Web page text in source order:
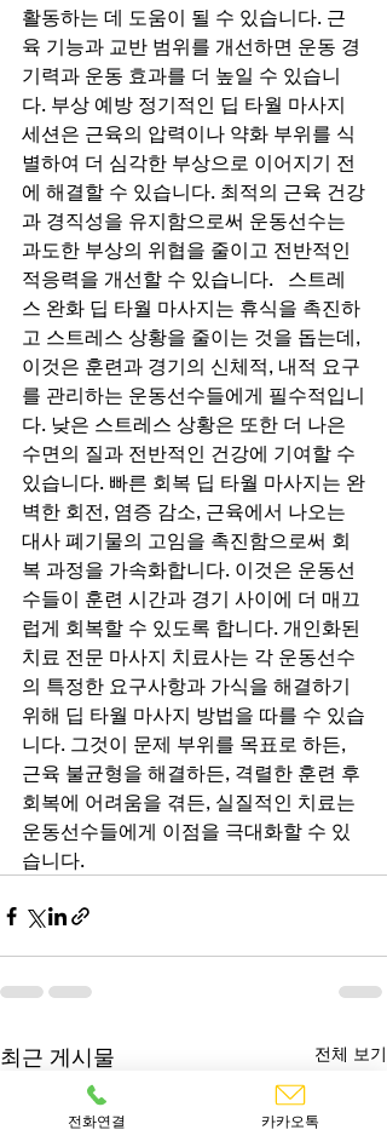
활동하는 데 도움이 될 수 있습니다. 근
육 기능과 교반 범위를 개선하면 운동 경
기력과 운동 효과를 더 높일 수 있습니
다. 부상 예방 정기적인 딥 타월 마사지
세션은 근육의 압력이나 약화 부위를 식
별하여 더 심각한 부상으로 이어지기 전
에 해결할 수 있습니다. 최적의 근육 건강
과 경직성을 유지함으로써 운동선수는
과도한 부상의 위협을 줄이고 전반적인
적응력을 개선할 수 있습니다.   스트레
스 완화 딥 타월 마사지는 휴식을 촉진하
고 스트레스 상황을 줄이는 것을 돕는데,
이것은 훈련과 경기의 신체적, 내적 요구
를 관리하는 운동선수들에게 필수적입니
다. 낮은 스트레스 상황은 또한 더 나은
수면의 질과 전반적인 건강에 기여할 수
있습니다. 빠른 회복 딥 타월 마사지는 완
벽한 회전, 염증 감소, 근육에서 나오는
대사 폐기물의 고임을 촉진함으로써 회
복 과정을 가속화합니다. 이것은 운동선
수들이 훈련 시간과 경기 사이에 더 매끄
럽게 회복할 수 있도록 합니다. 개인화된
치료 전문 마사지 치료사는 각 운동선수
의 특정한 요구사항과 가식을 해결하기
위해 딥 타월 마사지 방법을 따를 수 있습
니다. 그것이 문제 부위를 목표로 하든,
근육 불균형을 해결하든, 격렬한 훈련 후
회복에 어려움을 겪든, 실질적인 치료는
운동선수들에게 이점을 극대화할 수 있
습니다.
최근 게시물 전체 보기
전화연결 카카오톡